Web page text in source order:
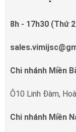
8h - 17h30 (Thứ
Chi nhánh Miền
Ô10 Linh Đàm,
Chi nhánh Miền